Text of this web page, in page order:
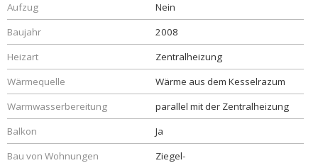
Aufzug
Nein
Baujahr
2008
Heizart
Zentralheizung
Wärmequelle
Wärme aus dem Kesselrazum
Warmwasserbereitung
parallel mit der Zentralheizung
Balkon
Ja
Bau von Wohnungen
Ziegel-